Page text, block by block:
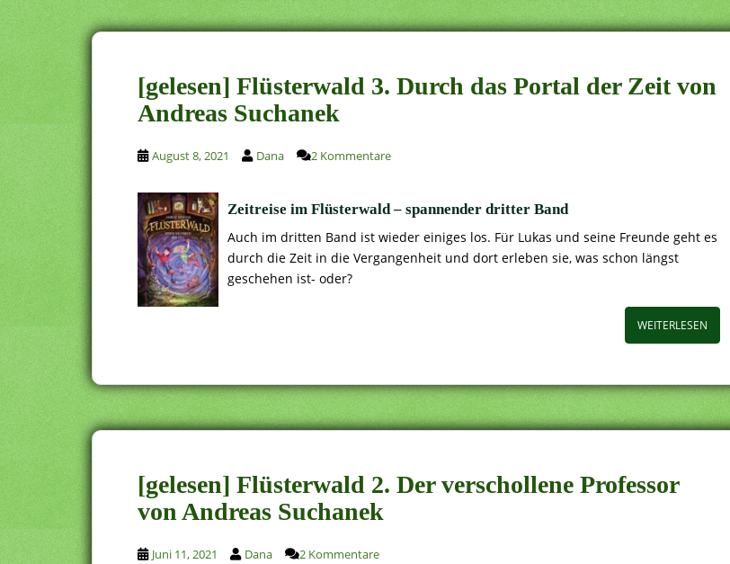
[gelesen] Flüsterwald 3. Durch das Portal der Zeit von
Andreas Suchanek
August 8, 2021 Dana 2 Kommentare
Zeitreise im Flüsterwald – spannender dritter Band
Auch im dritten Band ist wieder einiges los. Für Lukas und seine Freunde geht es
durch die Zeit in die Vergangenheit und dort erleben sie, was schon längst
geschehen ist- oder?
WEITERLESEN
[gelesen] Flüsterwald 2. Der verschollene Professor
von Andreas Suchanek
Juni 11, 2021 Dana 2 Kommentare